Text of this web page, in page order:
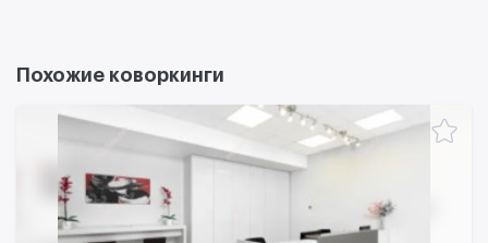
Похожие коворкинги